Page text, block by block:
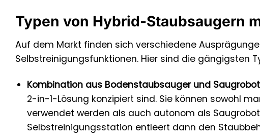
Typen von Hybrid-Staubsaugern
Auf dem Markt finden sich verschiedene
Selbstreinigungsfunktionen. Hier sind die gängigsten
Kombination aus Bodenstaubsauger und
2-in-1-Lösung konzipiert sind. Sie können sowohl
verwendet werden als auch autonom als
Selbstreinigungsstation entleert dann den